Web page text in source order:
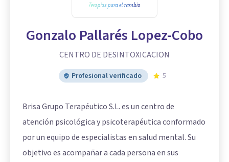
Gonzalo Pallarés Lopez-Cobo
CENTRO DE DESINTOXICACION
Profesional verificado 5
Brisa Grupo Terapéutico S.L. es un centro de
atención psicológica y psicoterapéutica conformado
por un equipo de especialistas en salud mental. Su
objetivo es acompañar a cada persona en sus